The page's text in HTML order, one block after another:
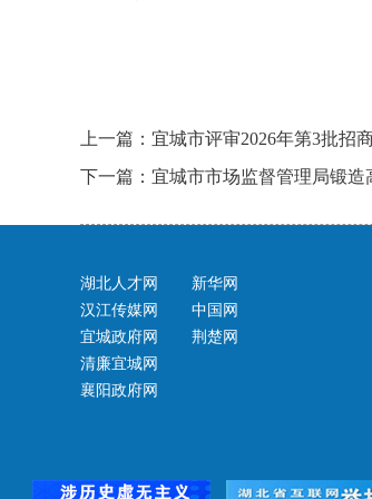
上一篇：宜城市评审2026年第3批招
下一篇：宜城市市场监督管理局锻造
湖北人才网
汉江传媒网
宜城政府网
清廉宜城网
襄阳政府网
新华网
中国网
荆楚网